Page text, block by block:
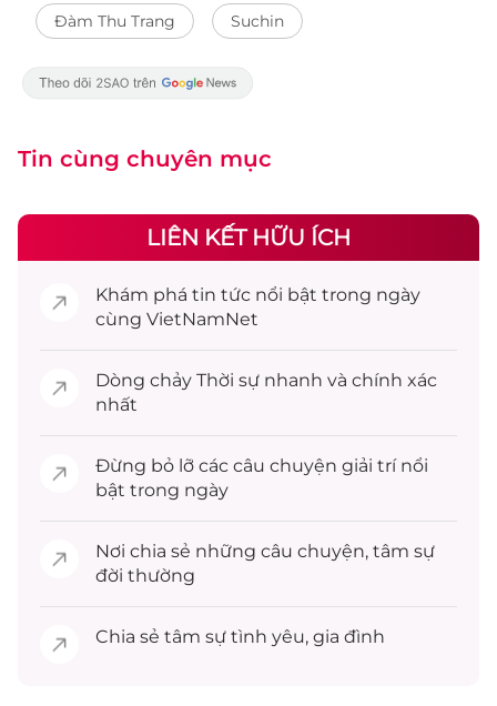
Đàm Thu Trang Suchin
Tin cùng chuyên mục
LIÊN KẾT HỮU ÍCH
Khám phá tin tức nổi bật trong ngày
cùng VietNamNet
Dòng chảy Thời sự nhanh và chính xác
nhất
Đừng bỏ lỡ các câu chuyện giải trínổi
bật trong ngày
Nơi chia sẻ những câu chuyện, tâm sự
đời thường
Chia sẻ tâm sự tình yêu, gia đình